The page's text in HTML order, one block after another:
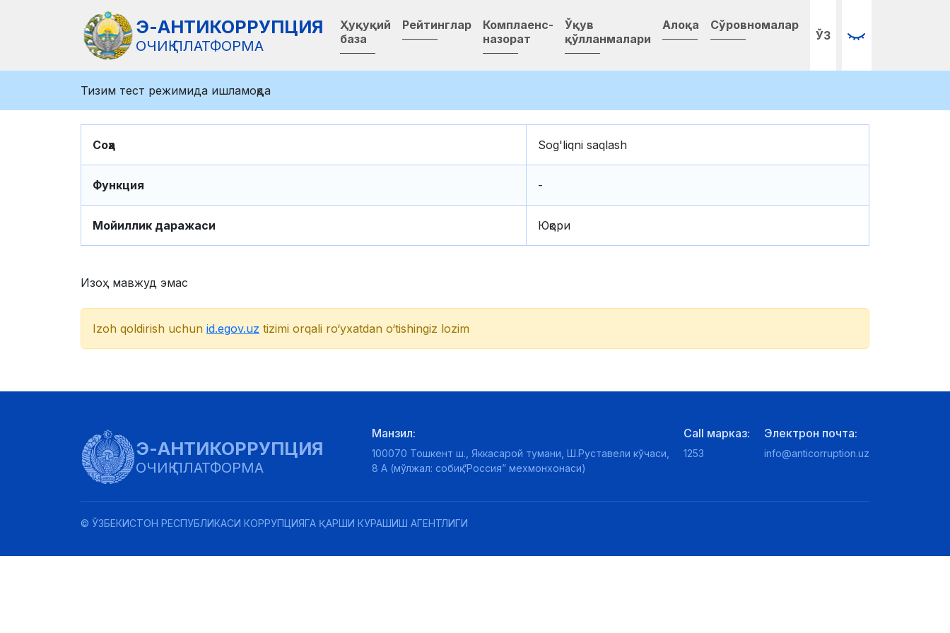
Э-АНТИКОРРУПЦИЯ
ОЧИҚ ПЛАТФОРМА
Ҳуқуқий
база
Рейтинглар
Комплаенс-
назорат
Ўқув
қўлланмалари
Алоқа Сўровномалар
ЎЗ
Тизим тест режимида ишламоқда
Соҳа Sog'liqni saqlash
Функция -
Мойиллик даражаси Юқори
Изоҳ мавжуд эмас
Izoh qoldirish uchun id.egov.uz tizimi orqali ro‘yxatdan o‘tishingiz lozim
Э-АНТИКОРРУПЦИЯ
ОЧИҚ ПЛАТФОРМА
Манзил:
100070 Тошкент ш., Яккасарой тумани, Ш.Руставели кўчаси,
8 А (мўлжал: собиқ “Россия” мехмонхонаси)
Call марказ:
1253
Электрон почта:
info@anticorruption.uz
© ЎЗБЕКИСТОН РЕСПУБЛИКАСИ КОРРУПЦИЯГА ҚАРШИ КУРАШИШ АГЕНТЛИГИ